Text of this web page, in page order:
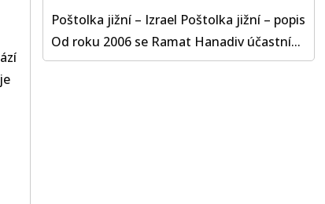
Poštolka jižní – Izrael Poštolka jižní – popis
Od roku 2006 se Ramat Hanadiv účastní...